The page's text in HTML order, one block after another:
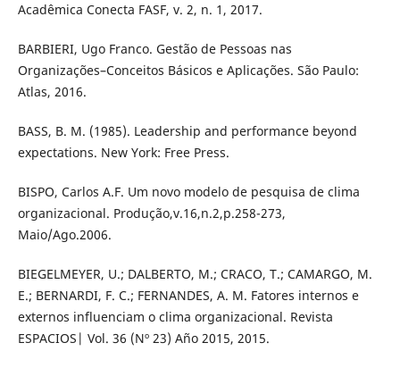
Acadêmica Conecta FASF, v. 2, n. 1, 2017.
BARBIERI, Ugo Franco. Gestão de Pessoas nas
Organizações–Conceitos Básicos e Aplicações. São Paulo:
Atlas, 2016.
BASS, B. M. (1985). Leadership and performance beyond
expectations. New York: Free Press.
BISPO, Carlos A.F. Um novo modelo de pesquisa de clima
organizacional. Produção,v.16,n.2,p.258-273,
Maio/Ago.2006.
BIEGELMEYER, U.; DALBERTO, M.; CRACO, T.; CAMARGO, M.
E.; BERNARDI, F. C.; FERNANDES, A. M. Fatores internos e
externos influenciam o clima organizacional. Revista
ESPACIOS| Vol. 36 (Nº 23) Año 2015, 2015.